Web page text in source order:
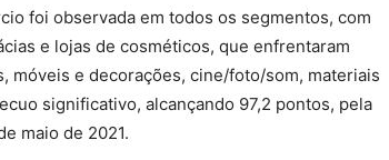
foi observada em todos os segmentos, com
e lojas de cosméticos, que enfrentaram
móveis e decorações, cine/foto/som, materiais
significativo, alcançando 97,2 pontos, pela
maio de 2021.